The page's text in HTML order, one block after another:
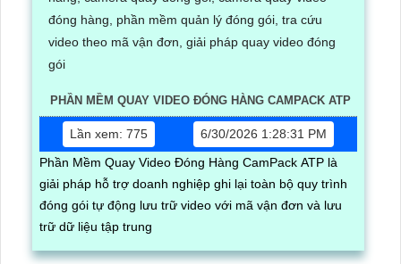
PHẦN MỀM QUAY VIDEO ĐÓNG HÀNG CAMPACK ATP
Lần xem: 775
6/30/2026 1:28:31 PM
Phần Mềm Quay Video Đóng Hàng CamPack ATP là
giải pháp hỗ trợ doanh nghiệp ghi lại toàn bộ quy trình
đóng gói tự động lưu trữ video với mã vận đơn và lưu
trữ dữ liệu tập trung